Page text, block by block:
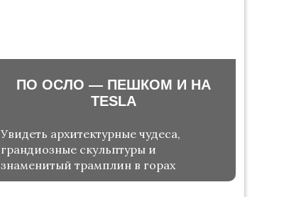
ПО ОСЛО — ПЕШКОМ И НА
TESLA
Увидеть архитектурные чудеса,
грандиозные скульптуры и
знаменитый трамплин в горах